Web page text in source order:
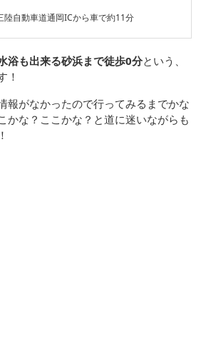
陸自動車道通岡ICから車で約11分
浴も出来る砂浜まで徒歩0分という、
！
報がなかったので行ってみるまでかな
かな？ここかな？と道に迷いながらも